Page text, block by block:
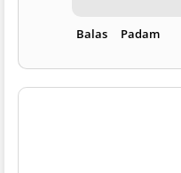
Balas Padam